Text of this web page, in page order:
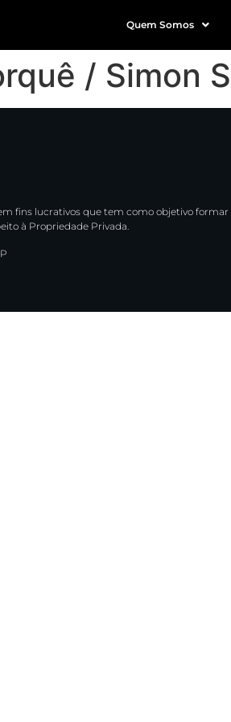
Quem Somos
/ Simon
fins lucrativos que tem como objetivo
à Propriedade Privada.